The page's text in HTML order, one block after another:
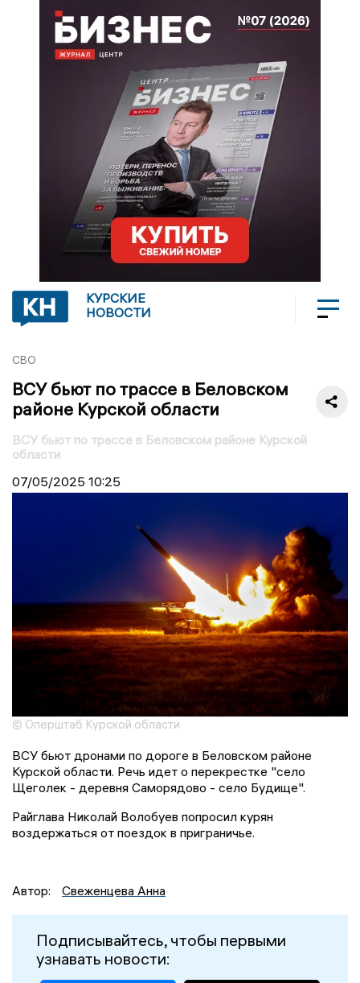
КУРСКИЕ
НОВОСТИ
СВО
ВСУ бьют по трассе в Беловском
районе Курской области
ВСУ бьют по трассе в Беловском районе Курской
области
07/05/2025 10:25
© Оперштаб Курской области
ВСУ бьют дронами по дороге в Беловском районе
Курской области. Речь идет о перекрестке "село
Щеголек - деревня Саморядово - село Будище".
Райглава Николай Волобуев попросил курян
воздержаться от поездок в приграничье.
Автор: Свеженцева Анна
Подписывайтесь, чтобы первыми
узнавать новости: